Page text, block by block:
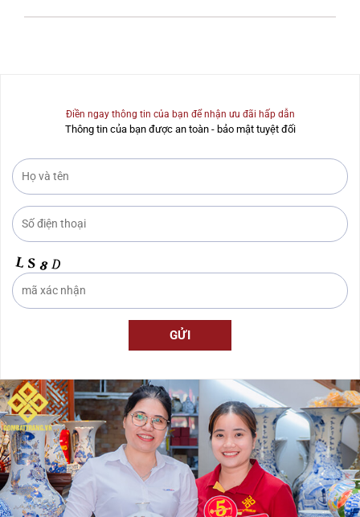
Điền ngay thông tin của bạn để nhận ưu đãi hấp dẫn
Thông tin của bạn được an toàn - bảo mật tuyệt đối